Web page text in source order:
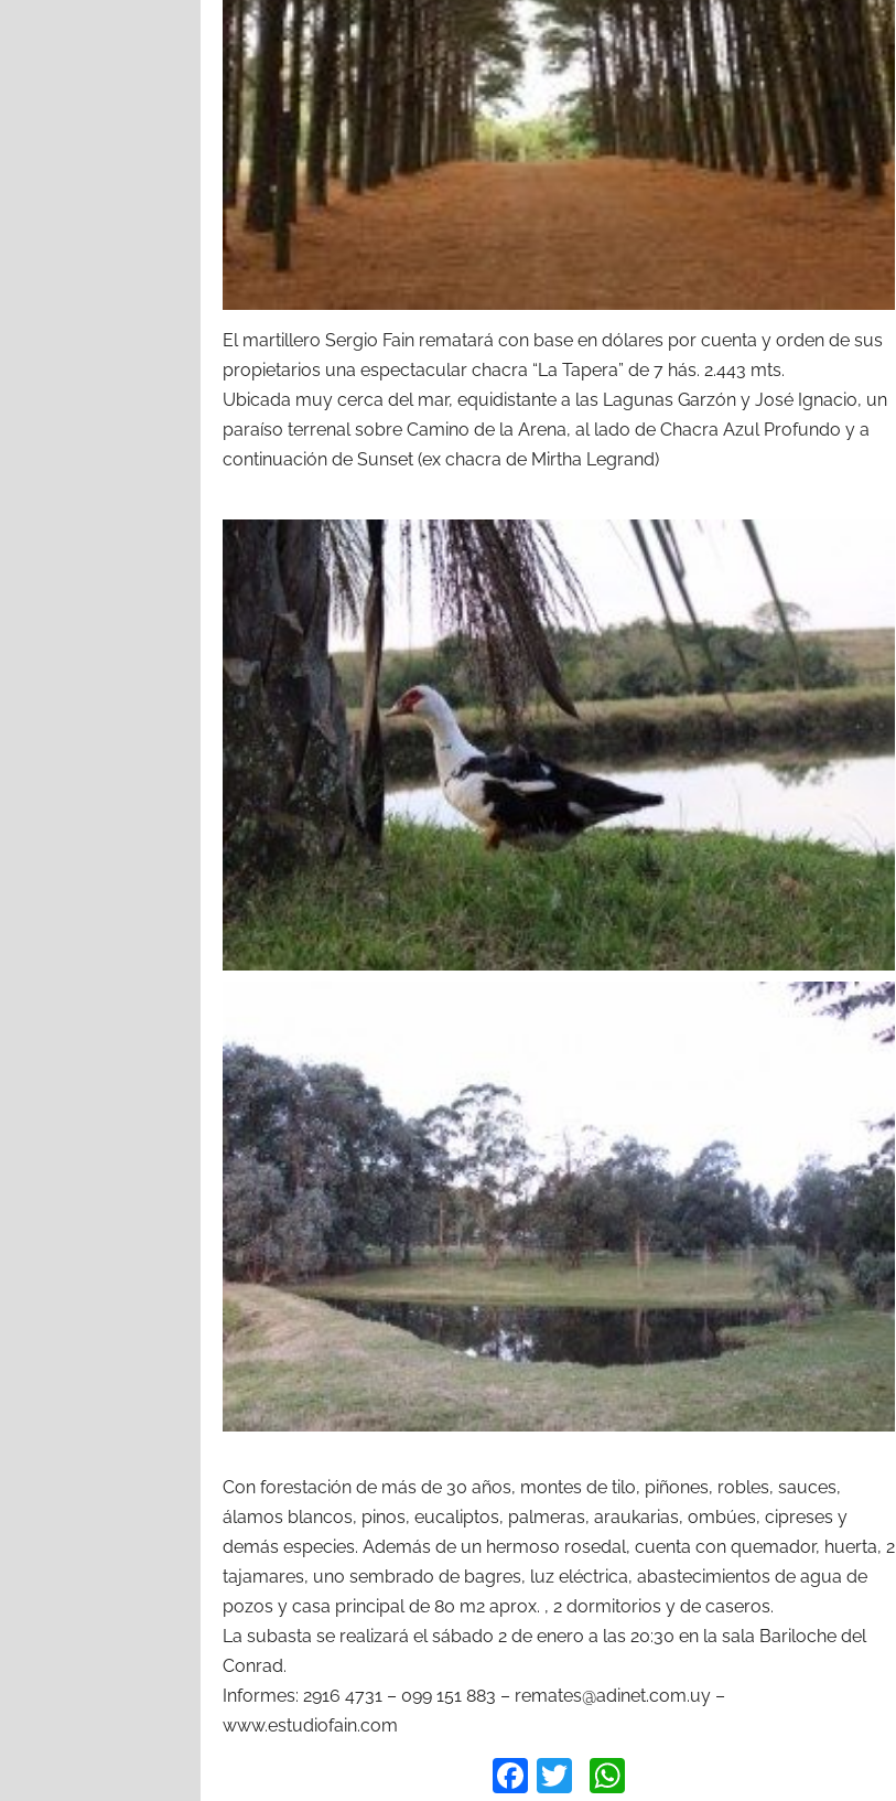
El martillero Sergio Fain rematará con base en dólares por cuenta y orden de sus
propietarios una espectacular chacra “La Tapera” de 7 hás. 2.443 mts.
Ubicada muy cerca del mar, equidistante a las Lagunas Garzón y José Ignacio, un
paraíso terrenal sobre Camino de la Arena, al lado de Chacra Azul Profundo y a
continuación de Sunset (ex chacra de Mirtha Legrand)
Con forestación de más de 30 años, montes de tilo, piñones, robles, sauces,
álamos blancos, pinos, eucaliptos, palmeras, araukarias, ombúes, cipreses y
demás especies. Además de un hermoso rosedal, cuenta con quemador, huerta, 2
tajamares, uno sembrado de bagres, luz eléctrica, abastecimientos de agua de
pozos y casa principal de 80 m2 aprox. , 2 dormitorios y de caseros.
La subasta se realizará el sábado 2 de enero a las 20:30 en la sala Bariloche del
Conrad.
Informes: 2916 4731 – 099 151 883 – remates@adinet.com.uy –
www.estudiofain.com
Facebook
Twitter